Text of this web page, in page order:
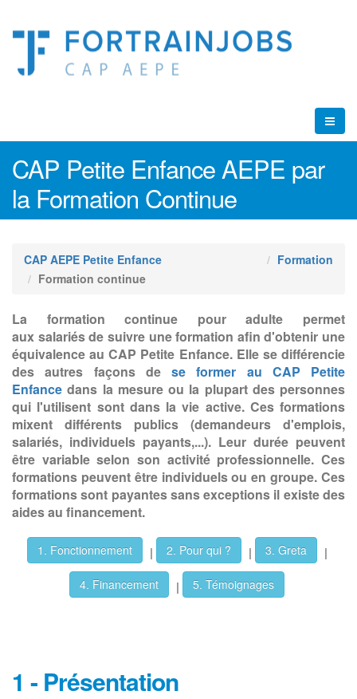
CAP Petite Enfance AEPE par
la Formation Continue
CAP AEPE Petite Enfance
Formation
Formation continue
La formation continue pour adulte permet
aux salariés de suivre une formation afin d'obtenir une
équivalence au CAP Petite Enfance. Elle se différencie
des autres façons de se former au CAP Petite
Enfance dans la mesure ou la plupart des personnes
qui l'utilisent sont dans la vie active. Ces formations
mixent différents publics (demandeurs d'emplois,
salariés, individuels payants,...). Leur durée peuvent
être variable selon son activité professionnelle. Ces
formations peuvent être individuels ou en groupe. Ces
formations sont payantes sans exceptions il existe des
aides au financement.
1. Fonctionnement | 2. Pour qui ? | 3. Greta
|
4. Financement
| 5. Témoignages
1 - Présentation